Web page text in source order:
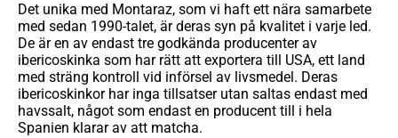
Det unika med Montaraz, som vi haft ett nära samarbete
med sedan 1990-talet, är deras syn på kvalitet i varje led.
De är en av endast tre godkända producenter av
ibericoskinka som har rätt att exportera till USA, ett land
med sträng kontroll vid införsel av livsmedel. Deras
ibericoskinkor har inga tillsatser utan saltas endast med
havssalt, något som endast en producent till i hela
Spanien klarar av att matcha.